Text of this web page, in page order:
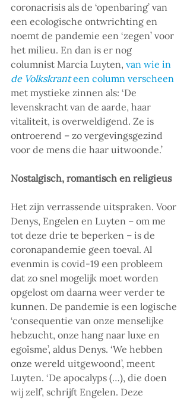
coronacrisis als de ‘openbaring’ van
een ecologische ontwrichting en
noemt de pandemie een ‘zegen’ voor
het milieu. En dan is er nog
columnist Marcia Luyten, van wie in
de Volkskrant een column verscheen
met mystieke zinnen als: ‘De
levenskracht van de aarde, haar
vitaliteit, is overweldigend. Ze is
ontroerend – zo vergevingsgezind
voor de mens die haar uitwoonde.’
Nostalgisch, romantisch en religieus
Het zijn verrassende uitspraken. Voor
Denys, Engelen en Luyten – om me
tot deze drie te beperken – is de
coronapandemie geen toeval. Al
evenmin is covid-19 een probleem
dat zo snel mogelijk moet worden
opgelost om daarna weer verder te
kunnen. De pandemie is een logische
‘consequentie van onze menselijke
hebzucht, onze hang naar luxe en
egoïsme’, aldus Denys. ‘We hebben
onze wereld uitgewoond’, meent
Luyten. ‘De apocalyps (…), die doen
wij zelf’, schrijft Engelen. Deze